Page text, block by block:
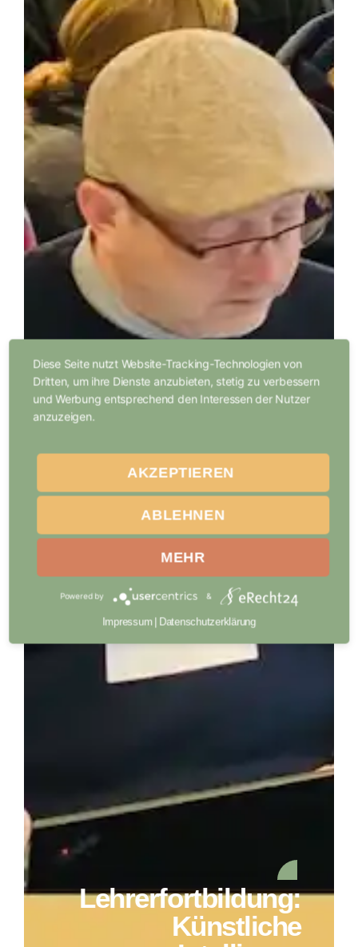
Lehrerfortbildung:
Künstliche
Diese Seite nutzt Website-Tracking-Technologien von
Dritten, um ihre Dienste anzubieten, stetig zu verbessern
und Werbung entsprechend den Interessen der Nutzer
anzuzeigen.
AKZEPTIEREN
ABLEHNEN
MEHR
Powered by &
Impressum | Datenschutzerklärung